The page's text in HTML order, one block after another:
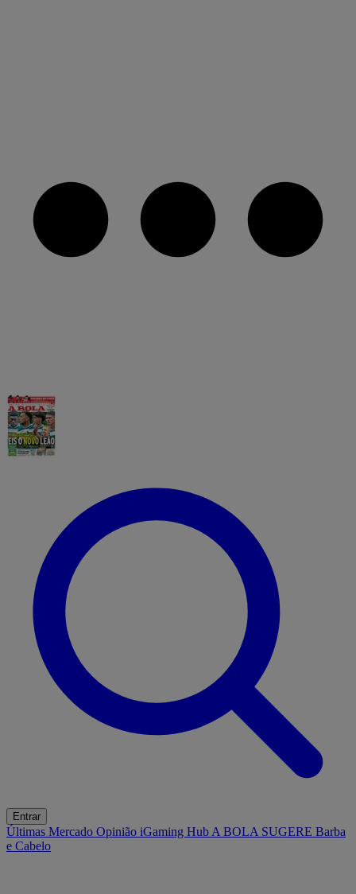
Entrar
Últimas Mercado Opinião iGaming Hub A BOLA SUGERE Barba
e Cabelo